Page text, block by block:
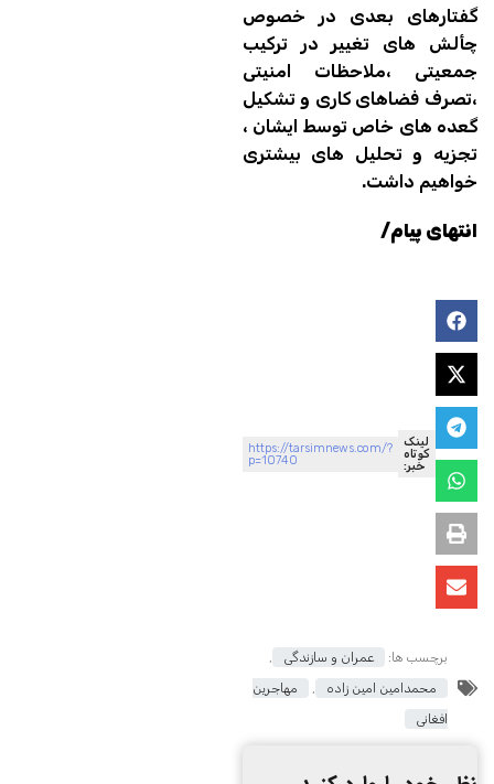
گفتارهای بعدی در خصوص
چألش های تغییر در ترکیب
جمعیتی ،ملاحظات امنیتی
،تصرف فضاهای کاری و تشکیل
گعده های خاص توسط ایشان ،
تجزیه و تحلیل های بیشتری
خواهیم داشت.
انتهای پیام/
لینک
کوتاه
خبر:
https://tarsimnews.com/?
p=10740
برچسب ها: عمران و سازندگی
محمدامین امین زاده
مهاجرین
افغانی